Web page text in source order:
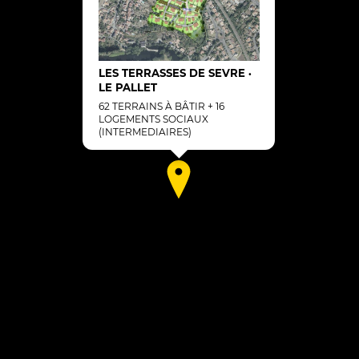
LES TERRASSES DE SEVRE •
LE PALLET
62 TERRAINS À BÂTIR + 16
LOGEMENTS SOCIAUX
(INTERMEDIAIRES)